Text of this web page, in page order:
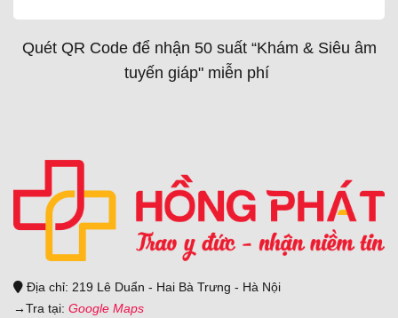
Địa chỉ: 219 Lê Duẩn - Hai Bà Trưng - Hà Nội
→Tra tại: Google Maps
Quét QR Code để nhận 50 suất “Khám & Siêu âm
tuyến giáp" miễn phí